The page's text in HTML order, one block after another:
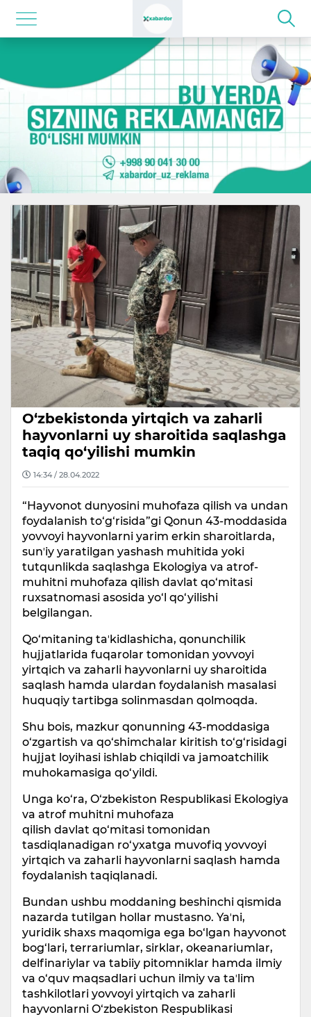
O‘zbekistonda yirtqich va zaharli
hayvonlarni uy sharoitida saqlashga
taqiq qo‘yilishi mumkin
14:34 / 28.04.2022
“Hayvonot dunyosini muhofaza qilish va undan
foydalanish to‘g‘risida”gi Qonun 43-moddasida
yovvoyi hayvonlarni yarim erkin sharoitlarda,
sunʼiy yaratilgan yashash muhitida yoki
tutqunlikda saqlashga Ekologiya va atrof-
muhitni muhofaza qilish davlat qo‘mitasi
ruxsatnomasi asosida yo‘l qo‘yilishi
belgilangan.
Qo‘mitaning taʼkidlashicha, qonunchilik
hujjatlarida fuqarolar tomonidan yovvoyi
yirtqich va zaharli hayvonlarni uy sharoitida
saqlash hamda ulardan foydalanish masalasi
huquqiy tartibga solinmasdan qolmoqda.
Shu bois, mazkur qonunning 43-moddasiga
o‘zgartish va qo‘shimchalar kiritish to‘g‘risidagi
hujjat loyihasi ishlab chiqildi va jamoatchilik
muhokamasiga qo‘yildi.
Unga ko‘ra, O‘zbekiston Respublikasi Ekologiya
va atrof muhitni muhofaza
qilish davlat qo‘mitasi tomonidan
tasdiqlanadigan ro‘yxatga muvofiq yovvoyi
yirtqich va zaharli hayvonlarni saqlash hamda
foydalanish taqiqlanadi.
Bundan ushbu moddaning beshinchi qismida
nazarda tutilgan hollar mustasno. Yaʼni,
yuridik shaxs maqomiga ega bo‘lgan hayvonot
bog‘lari, terrariumlar, sirklar, okeanariumlar,
delfinariylar va tabiiy pitomniklar hamda ilmiy
va o‘quv maqsadlari uchun ilmiy va taʼlim
tashkilotlari yovvoyi yirtqich va zaharli
hayvonlarni O‘zbekiston Respublikasi